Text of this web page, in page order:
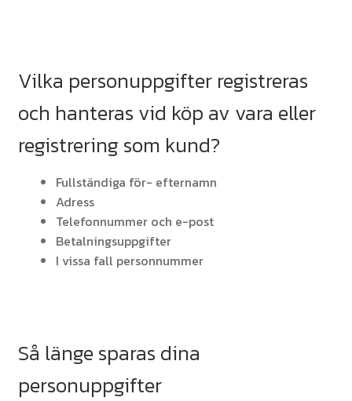
Vilka personuppgifter registreras
och hanteras vid köp av vara eller
registrering som kund?
Fullständiga för- efternamn
Adress
Telefonnummer och e-post
Betalningsuppgifter
I vissa fall personnummer
Så länge sparas dina
personuppgifter